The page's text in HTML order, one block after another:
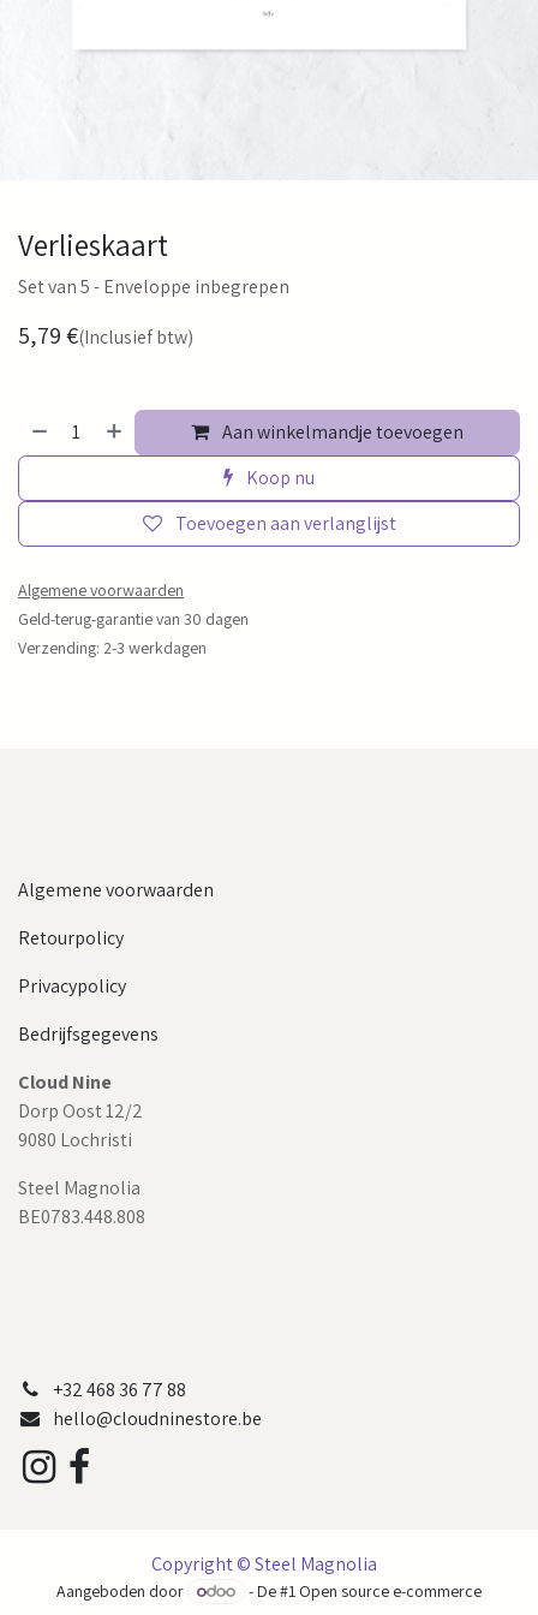
Verlieskaart
Set van 5 - Enveloppe inbegrepen
5,79€(Inclusief btw)
Aan winkelmandje toevoegen
Koop nu
Toevoegen aan verlanglijst
Algemene voorwaarden
Geld-terug-garantie van 30 dagen
Verzending: 2-3 werkdagen
Algemene voorwaarden
Retourpolicy
Privacypolicy
Bedrijfsgegevens
Cloud Nine
Dorp Oost 12/2
9080 Lochristi
Steel Magnolia
BE0783.448.808
+32 468 36 77 88
hello@cloudninestore.be
Copyright © Steel Magnolia
Aangeboden door - De #1 Open source e-commerce